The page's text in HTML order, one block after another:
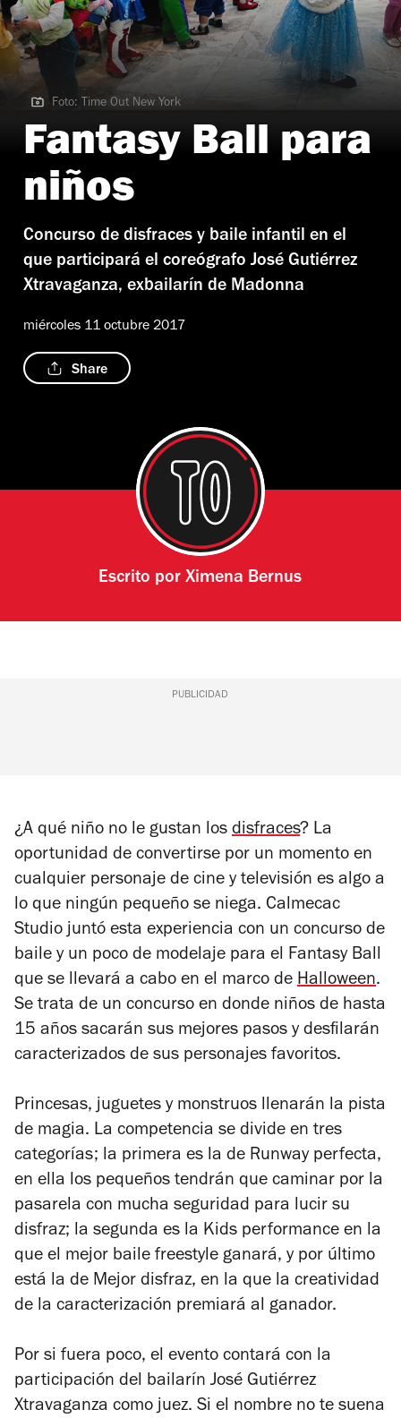
Foto: Time Out New York
Foto: Time Out New York
Fantasy Ball para
niños
Concurso de disfraces y baile infantil en el
que participará el coreógrafo José Gutiérrez
Xtravaganza, exbailarín de Madonna
miércoles 11 octubre 2017
Share
Escrito porXimena Bernus
PUBLICIDAD
¿A qué niño no le gustan los disfraces? La
oportunidad de convertirse por un momento en
cualquier personaje de cine y televisión es algo a
lo que ningún pequeño se niega. Calmecac
Studio juntó esta experiencia con un concurso de
baile y un poco de modelaje para el Fantasy Ball
que se llevará a cabo en el marco de Halloween.
Se trata de un concurso en donde niños de hasta
15 años sacarán sus mejores pasos y desfilarán
caracterizados de sus personajes favoritos.
Princesas, juguetes y monstruos llenarán la pista
de magia. La competencia se divide en tres
categorías; la primera es la de Runway perfecta,
en ella los pequeños tendrán que caminar por la
pasarela con mucha seguridad para lucir su
disfraz; la segunda es la Kids performance en la
que el mejor baile freestyle ganará, y por último
está la de Mejor disfraz, en la que la creatividad
de la caracterización premiará al ganador.
Por si fuera poco, el evento contará con la
participación del bailarín José Gutiérrez
Xtravaganza como juez. Si el nombre no te suena